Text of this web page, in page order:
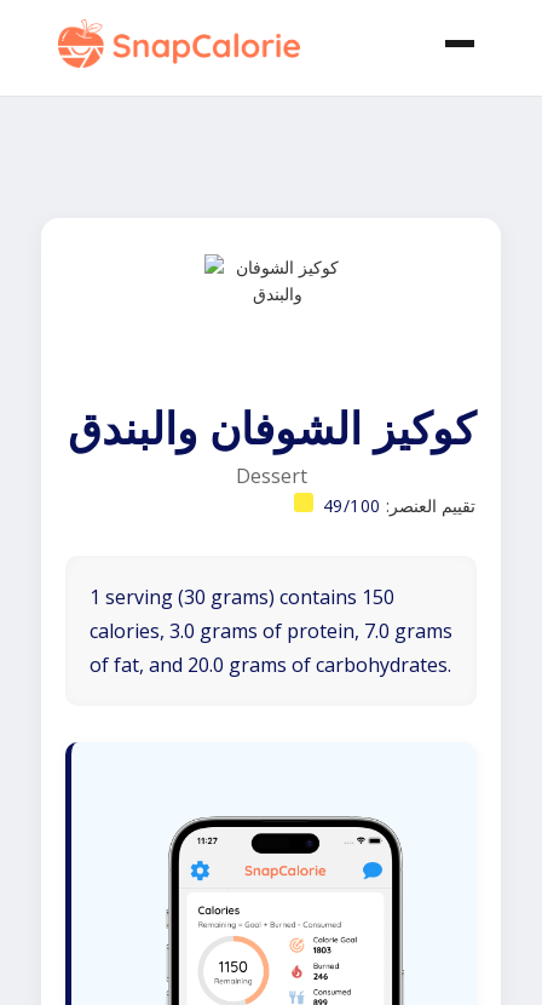
كوكيز الشوفان والبندق
Dessert
تقييم العنصر: 49/100
1 serving (30 grams) contains 150
calories, 3.0 grams of protein, 7.0 grams
of fat, and 20.0 grams of carbohydrates.